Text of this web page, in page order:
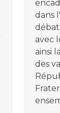
dans
avec
ainsi
des